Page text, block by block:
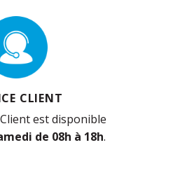
CLIENT
est disponible
de 08h à 18h.